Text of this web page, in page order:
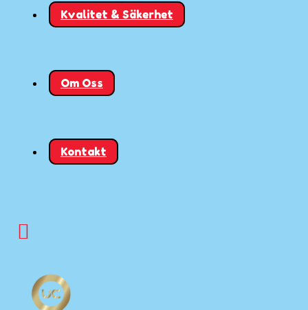
Kvalitet & Säkerhet
Om Oss
Kontakt